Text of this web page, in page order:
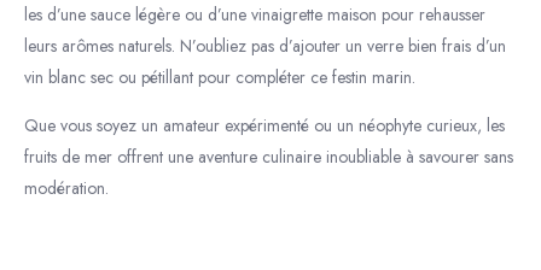
les d’une sauce légère ou d’une vinaigrette maison pour rehausser
leurs arômes naturels. N’oubliez pas d’ajouter un verre bien frais d’un
vin blanc sec ou pétillant pour compléter ce festin marin.
Que vous soyez un amateur expérimenté ou un néophyte curieux, les
fruits de mer offrent une aventure culinaire inoubliable à savourer sans
modération.